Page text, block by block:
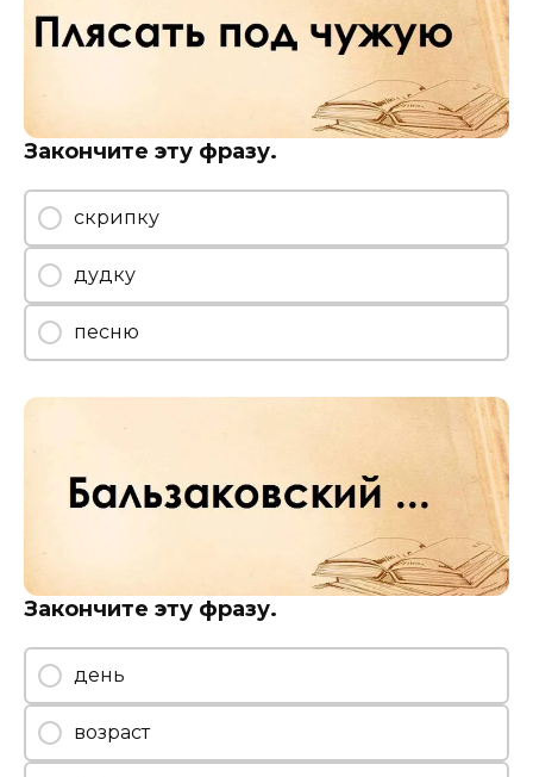
Закончите эту фразу.
скрипку
дудку
песню
Закончите эту фразу.
день
возраст